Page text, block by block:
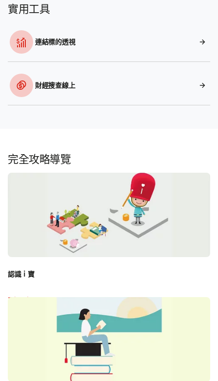
實用工具
連結標的透視
財經搜查線上
完全攻略導覽
認識ｉ寶
了解更多